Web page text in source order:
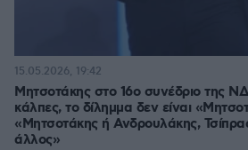
Μητσοτάκης στο 16ο συνέδριο της
κάλπες, το δίλημμα δεν είναι
«Μητσοτάκης ή Ανδρουλάκης,
άλλος»
15.05.2026, 19:42